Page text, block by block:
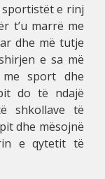
e rinj
t’u marrë me
dhe më tutje
e sa më
sport dhe
do të ndajë
shkollave të
dhe mësojnë
e qytetit të